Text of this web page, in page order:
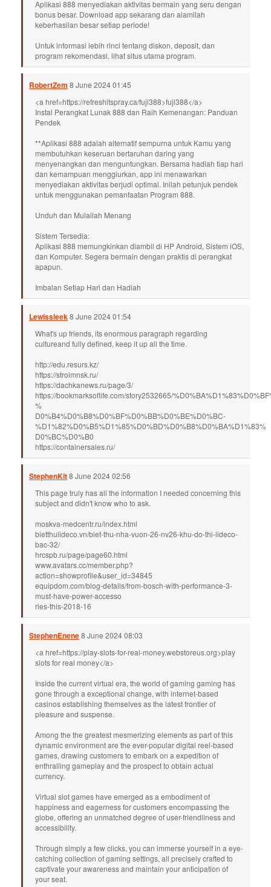
Aplikasi 888 menyediakan aktivitas bermain yang seru dengan
bonus besar. Download app sekarang dan alamilah
keberhasilan besar setiap periode!
Untuk informasi lebih rinci tentang diskon, deposit, dan
program rekomendasi, lihat situs utama program.
RobertZem 8 June 2024 01:45
<a href=https://refreshitspray.ca/fuji388>fuji388</a>
Instal Perangkat Lunak 888 dan Raih Kemenangan: Panduan
Pendek
**Aplikasi 888 adalah alternatif sempurna untuk Kamu yang
membutuhkan keseruan bertaruhan daring yang
menyenangkan dan menguntungkan. Bersama hadiah tiap hari
dan kemampuan menggiurkan, app ini menawarkan
menyediakan aktivitas berjudi optimal. Inilah petunjuk pendek
untuk menggunakan pemanfaatan Program 888.
Unduh dan Mulailah Menang
Sistem Tersedia:
Aplikasi 888 memungkinkan diambil di HP Android, Sistem iOS,
dan Komputer. Segera bermain dengan praktis di perangkat
apapun.
Imbalan Setiap Hari dan Hadiah
Lewissleek8 June 2024 01:54
What's up friends, its enormous paragraph regarding
cultureand fully defined, keep it up all the time.
http://edu.resurs.kz/
https://stroimnsk.ru/
https://dachkanews.ru/page/3/
https://bookmarksoflife.com/story2532665/
%
D0%B4%D0%B8%D0%BF%D0%BB%D0%BE%D0%BC-
%D1%82%D0%B5%D1%85%D0%BD%D0%B8%D0%BA%D1%83%
D0%BC%D0%B0
https://containersales.ru/
StephenKit8 June 2024 02:56
This page truly has all the information I needed concerning this
subject and didn't know who to ask.
moskva-medcentr.ru/index.html
bietthulideco.vn/biet-thu-nha-vuon-26-nv26-khu-do-thi-lideco-
bac-32/
hrcspb.ru/page/page60.html
www.avatars.cc/member.php?
action=showprofile&user_id=34845
equipdom.com/blog-details/from-bosch-with-performance-3-
must-have-power-accesso
ries-this-2018-16
StephenEnene8 June 2024 08:03
<a href=https://play-slots-for-real-money.webstoreus.org>play
slots for real money</a>
Inside the current virtual era, the world of gaming gaming has
gone through a exceptional change, with internet-based
casinos establishing themselves as the latest frontier of
pleasure and suspense.
Among the the greatest mesmerizing elements as part of this
dynamic environment are the ever-popular digital reel-based
games, drawing customers to embark on a expedition of
enthralling gameplay and the prospect to obtain actual
currency.
Virtual slot games have emerged as a embodiment of
happiness and eagerness for customers encompassing the
globe, offering an unmatched degree of user-friendliness and
accessibility.
Through simply a few clicks, you can immerse yourself in a eye-
catching collection of gaming settings, all precisely crafted to
captivate your awareness and maintain your anticipation of
your seat.